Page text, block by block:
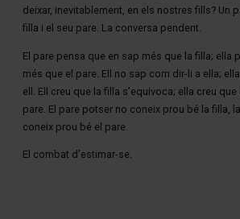
deixar, inevitablement, en els nostres fills? Un
filla i el seu pare. La conversa pendent.
El pare pensa que en sap més que la filla; ella
més que el pare. Ell no sap com dir-li a ella;
ell. Ell creu que la filla s’equivoca; ella creu
pare. El pare potser no coneix prou bé la filla,
coneix prou bé el pare.
El combat d’estimar-se.